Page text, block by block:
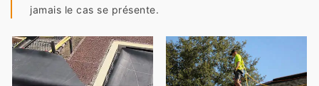
jamais le cas se présente.